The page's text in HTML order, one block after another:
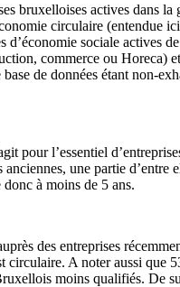
bruxelloises actives dans
circulaire (entendue
sociale actives
commerce ou
de données étant non-
pour l’essentiel
une partie
à moins de 5 ans.
des entreprises
A noter aussi que
moins qualifiés. De